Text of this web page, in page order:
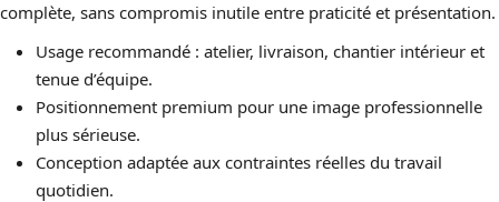
complète, sans compromis inutile entre praticité et présentation.
Usage recommandé : atelier, livraison, chantier intérieur et
tenue d’équipe.
Positionnement premium pour une image professionnelle
plus sérieuse.
Conception adaptée aux contraintes réelles du travail
quotidien.